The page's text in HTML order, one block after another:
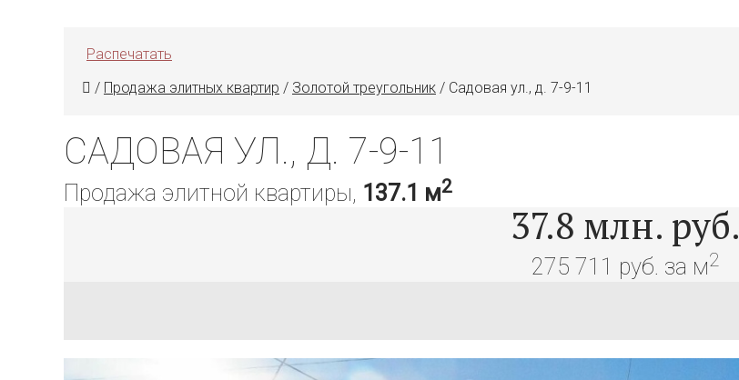
Распечатать
/ Продажа элитных квартир / Золотой треугольник / Садовая ул., д. 7-9-11
САДОВАЯ УЛ., Д. 7-9-11
Продажа элитной квартиры, 137.1 м2
37.8 млн. руб.
275 711 руб. за м2